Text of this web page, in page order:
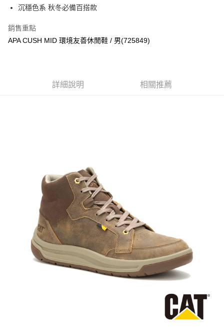
每筆NT$60，滿NT$1,000(含以上)免運費
宅配
每筆NT$80，滿NT$1,000(含以上)免運費
沉穩色系 秋冬必備百搭款
銷售重點
APA CUSH MID 環境友善休閒鞋 / 男(725849)
詳細說明 相關推薦